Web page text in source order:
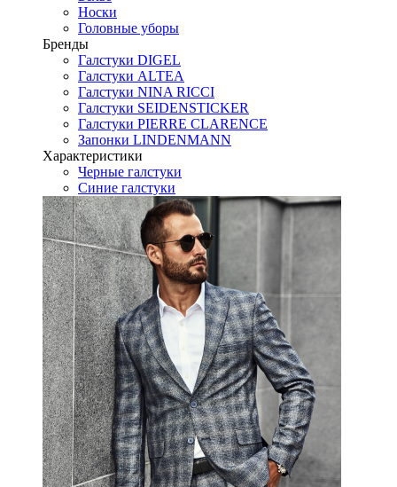
Носки
Головные уборы
Бренды
Галстуки DIGEL
Галстуки ALTEA
Галстуки NINA RICCI
Галстуки SEIDENSTICKER
Галстуки PIERRE CLARENCE
Запонки LINDENMANN
Характеристики
Черные галстуки
Синие галстуки